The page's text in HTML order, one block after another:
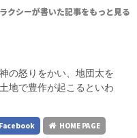
クシーが書いた記事をもっと見る
の怒りをかい、地団太を
地で豊作が起こるといわ
Facebook HOME PAGE